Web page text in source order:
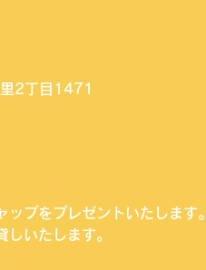
2丁目1471
プをプレゼントいたします。
いたします。